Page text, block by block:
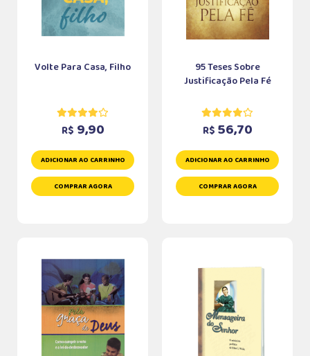
Volte Para Casa, Filho
R$ 9,90
ADICIONAR AO CARRINHO
COMPRAR AGORA
95 Teses Sobre
Justificação Pela Fé
R$ 56,70
ADICIONAR AO CARRINHO
COMPRAR AGORA